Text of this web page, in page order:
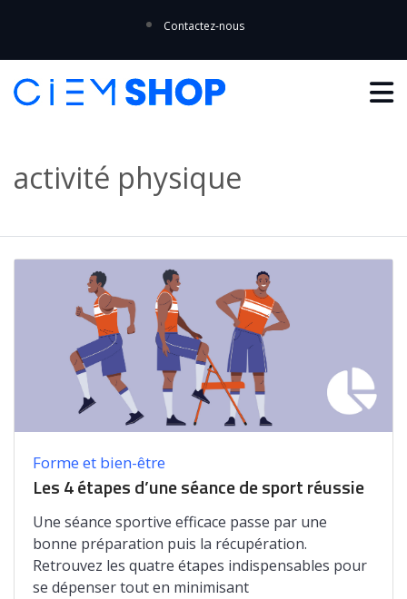
Contactez-nous
activité physique
Forme et bien-être
Les 4 étapes d’une séance de sport réussie
Une séance sportive efficace passe par une
bonne préparation puis la récupération.
Retrouvez les quatre étapes indispensables pour
se dépenser tout en minimisant